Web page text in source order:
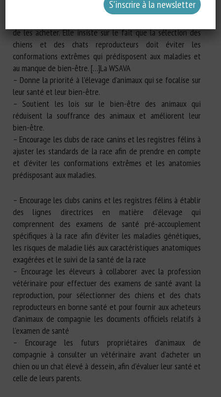
vétérinaires avec les résultats des examens de santé pré-
de les acheter. Elle insiste sur le fait que la sélection des
chiens et des chats reproducteurs doit éviter les
conformations extrêmes qui prédisposent aux maladies et
au manque de bien-être. […]La WSAVA
– Donne la priorité à l’élevage d’animaux qui se focalise sur
leur santé et leur bien-être.
– Soutient les lois sur le bien-être des animaux qui
réduisent la souffrance des animaux et améliorent leur
bien-être.
– Encourage les clubs de race canins et les registres félins à
ajuster les standards de la race afin de prendre en compte
et d’éviter les conformations extrêmes et les anatomies
prédisposant aux maladies.
– Encourage les clubs canins et les registres félins à établir
des lignes directrices en matière d’élevage qui
comprennent des examens de santé pré-accouplement
spécifiques à la race afin d’éviter les maladies génétiques,
les risques de maladie liés aux caractéristiques anatomiques
exagérées et le suivi de la santé de la race
– Encourage les éleveurs à collaborer avec la profession
vétérinaire pour effectuer des examens de santé avant la
reproduction, pour sélectionner des chiens et des chats
reproducteurs en bonne santé et pour fournir aux acheteurs
d’animaux de compagnie les documents officiels relatifs à
l’examen de santé
– Encourage les futurs propriétaires d’animaux de
compagnie à consulter un vétérinaire avant d’acheter un
chien ou un chat élevé à dessein, afin d’évaluer leur santé et
celle de leurs parents.